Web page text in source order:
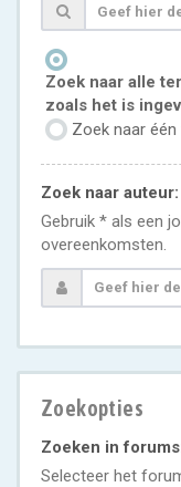
Zoek naar alle
zoals het is
Zoek naar
Zoek naar auteur:
Gebruik * als een
overeenkomsten.
Zoekopties
Zoeken in
Selecteer het